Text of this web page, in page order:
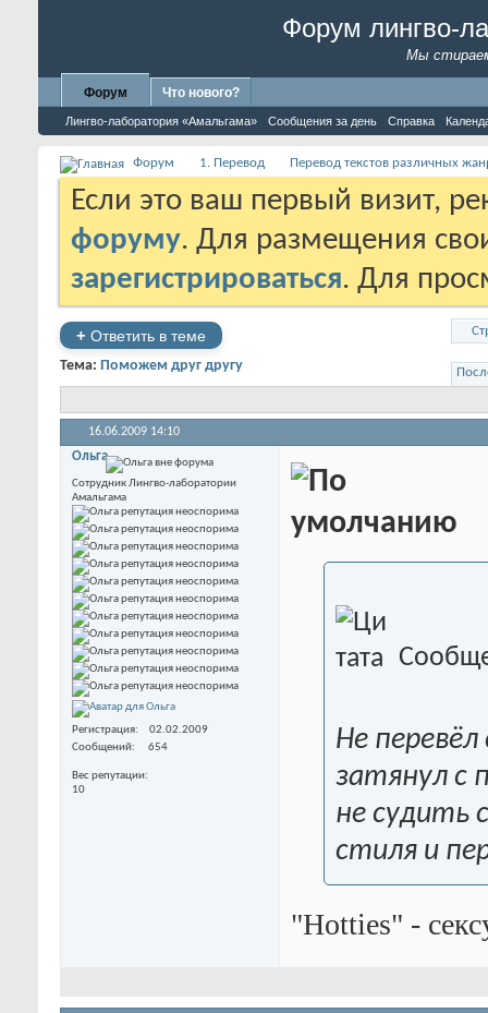
Форум лингво-
Мы
Форум
Лингво-лаборатория «Амальгама» Сообщения за день Справка
Что нового?
Форум 1. Перевод Перевод текстов различных
Если это ваш первый визит,
форуму. Для размещения
зарегистрироваться. Для
+ Ответить в теме
Тема: Поможем друг другу
16.06.2009 14:10
Ольга
Сотрудник Лингво-лаборатории
Амальгама
Регистрация
02.02.2009
Сообщений
654
Вес репутации
10
Не перевёл
затянул с
не судить
стиля и
"Hotties" -